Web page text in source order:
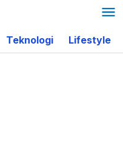
Teknologi Lifestyle